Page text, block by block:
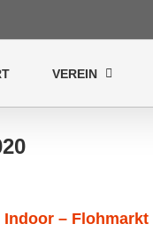
VEREIN
Indoor – Flohmarkt